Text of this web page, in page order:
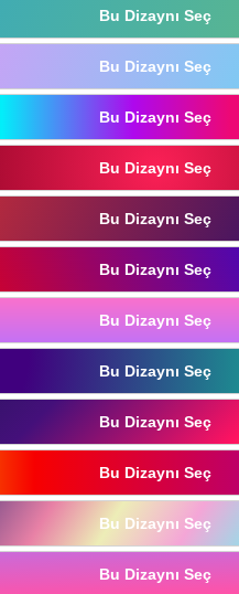
Bu Dizaynı Seç
Bu Dizaynı Seç
Bu Dizaynı Seç
Bu Dizaynı Seç
Bu Dizaynı Seç
Bu Dizaynı Seç
Bu Dizaynı Seç
Bu Dizaynı Seç
Bu Dizaynı Seç
Bu Dizaynı Seç
Bu Dizaynı Seç
Bu Dizaynı Seç